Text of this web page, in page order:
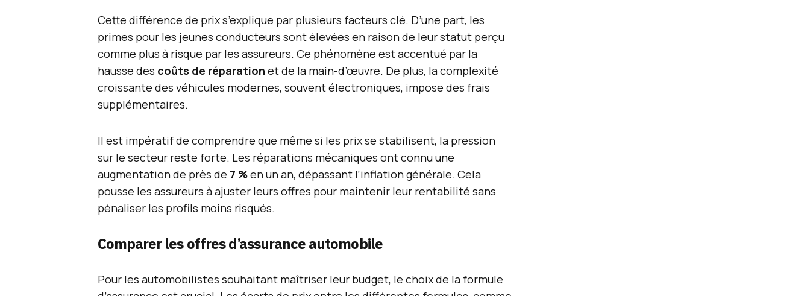
Cette différence de prix s’explique par plusieurs facteurs clé. D’une part, les
primes pour les jeunes conducteurs sont élevées en raison de leur statut perçu
comme plus à risque par les assureurs. Ce phénomène est accentué par la
hausse des coûts de réparation et de la main-d’œuvre. De plus, la complexité
croissante des véhicules modernes, souvent électroniques, impose des frais
supplémentaires.
Il est impératif de comprendre que même si les prix se stabilisent, la pression
sur le secteur reste forte. Les réparations mécaniques ont connu une
augmentation de près de 7 %en un an, dépassant l’inflation générale. Cela
pousse les assureurs à ajuster leurs offres pour maintenir leur rentabilité sans
pénaliser les profils moins risqués.
Comparer les offres d’assurance automobile
Pour les automobilistes souhaitant maîtriser leur budget, le choix de la formule